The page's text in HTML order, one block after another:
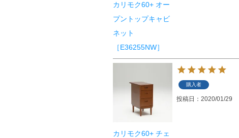
カリモク60+ オー
プントップキャビ
ネット
［E36255NW］
カリモク60+ チェ
購入者
投稿日 2020/01/29